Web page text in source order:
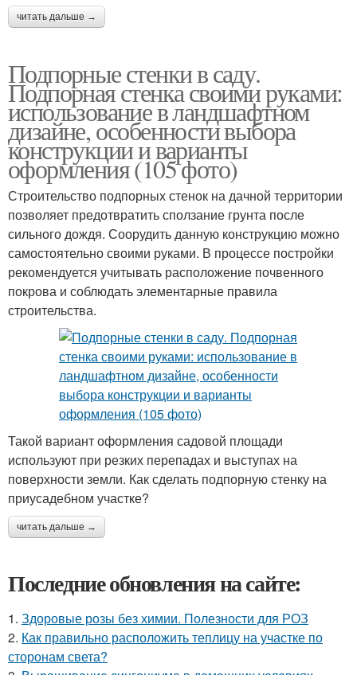
читать дальше →
Подпорные стенки в саду.
Подпорная стенка своими руками:
использование в ландшафтном
дизайне, особенности выбора
конструкции и варианты
оформления (105 фото)
Строительство подпорных стенок на дачной территории
позволяет предотвратить сползание грунта после
сильного дождя. Соорудить данную конструкцию можно
самостоятельно своими руками. В процессе постройки
рекомендуется учитывать расположение почвенного
покрова и соблюдать элементарные правила
строительства.
Такой вариант оформления садовой площади
используют при резких перепадах и выступах на
поверхности земли. Как сделать подпорную стенку на
приусадебном участке?
читать дальше →
Последние обновления на сайте:
1. Здоровые розы без химии. Полезности для РОЗ
2. Как правильно расположить теплицу на участке по
сторонам света?